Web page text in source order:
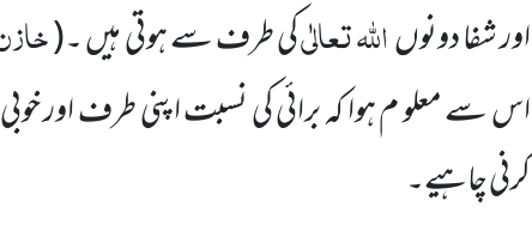
اور شفا دونوںاللہ تعالٰیکی طرف سے ہوتی ہیں ۔(
اس سے معلو م ہوا کہ برائی کی نسبت اپنی طرف اور
کرنی چاہیے۔